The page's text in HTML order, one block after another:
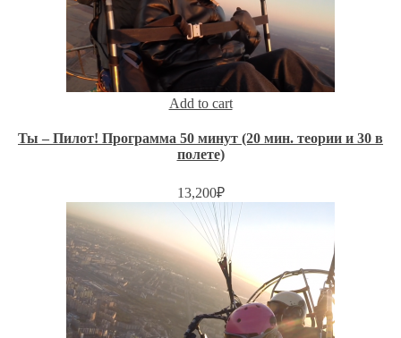
Add to cart
Ты – Пилот! Программа 50 минут (20 мин. теории и 30 в
полете)
13,200₽